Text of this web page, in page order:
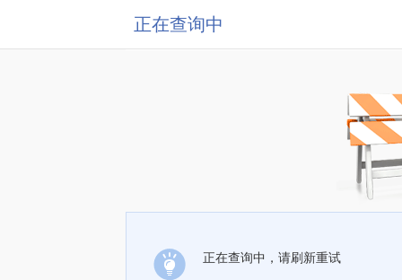
正在查询中
正在查询中，请刷新重试